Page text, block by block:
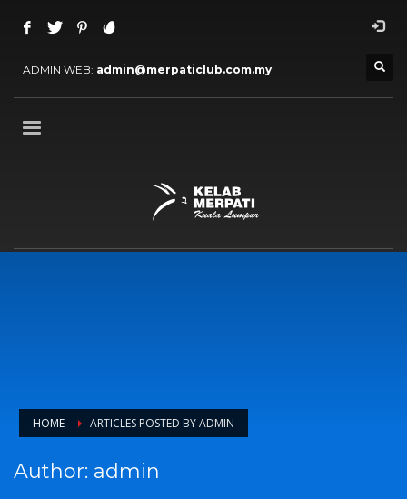
ADMIN WEB: admin@merpaticlub.com.my
HOME ARTICLES POSTED BY ADMIN
Author: admin